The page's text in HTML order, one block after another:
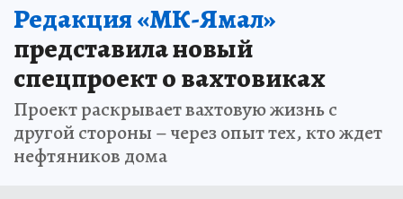
Редакция «МК-Ямал»
представила новый
спецпроект о вахтовиках
Проект раскрывает вахтовую жизнь с
другой стороны – через опыт тех, кто ждет
нефтяников дома